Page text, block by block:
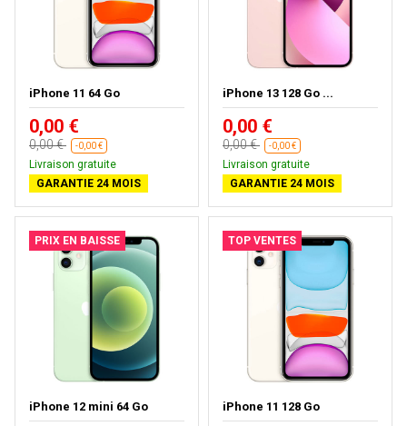
iPhone 11 64 Go
0,00 €
0,00 € -0,00 €
Livraison gratuite
GARANTIE 24 MOIS
iPhone 13 128 Go ...
0,00 €
0,00 € -0,00 €
Livraison gratuite
GARANTIE 24 MOIS
PRIX EN BAISSE
iPhone 12 mini 64 Go
TOP VENTES
iPhone 11 128 Go